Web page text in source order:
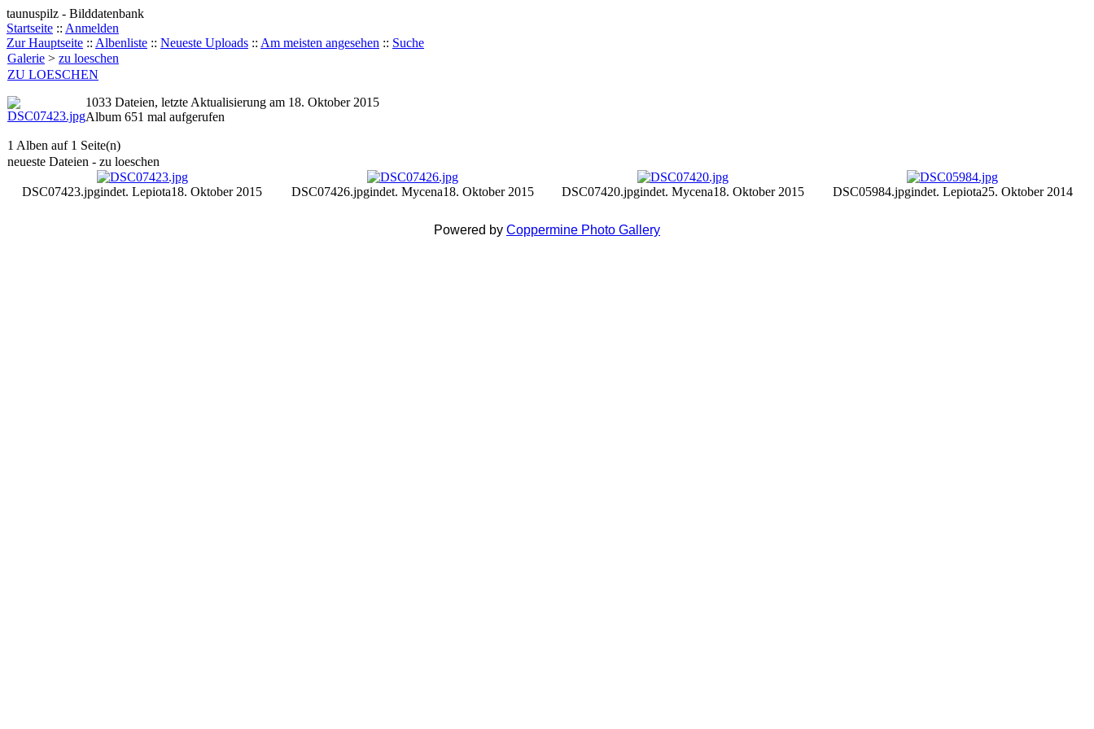
taunuspilz - Bilddatenbank
Startseite :: Anmelden
Zur Hauptseite :: Albenliste :: Neueste Uploads :: Am meisten angesehen :: Suche
Galerie > zu loeschen
ZU LOESCHEN
1033 Dateien, letzte Aktualisierung am 18. Oktober 2015
Album 651 mal aufgerufen
1 Alben auf 1 Seite(n)
neueste Dateien - zu loeschen
DSC07423.jpgindet. Lepiota18. Oktober 2015 DSC07426.jpgindet. Mycena18. Oktober 2015 DSC07420.jpgindet. Mycena18. Oktober 2015 DSC05984.jpgindet. Lepiota25. Oktober 2014
Powered by Coppermine Photo Gallery